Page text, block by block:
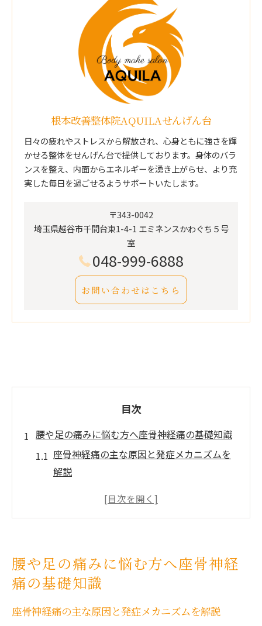
根本改善整体院AQUILAせんげん台
日々の疲れやストレスから解放され、心身ともに強さを輝
かせる整体をせんげん台で提供しております。身体のバラ
ンスを整え、内面からエネルギーを湧き上がらせ、より充
実した毎日を過ごせるようサポートいたします。
〒343-0042
埼玉県越谷市千間台東1-4-1 エミネンスかわぐち５号
室
048-999-6888
お問い合わせはこちら
目次
腰や足の痛みに悩む方へ座骨神経痛の基礎知識
座骨神経痛の主な原因と発症メカニズムを
解説
腰や足のしびれと座骨神経痛の関係性とは
整形外科と整体で座骨神経痛はどう違うの
か
埼玉県越谷市でヘルニアと座骨神経痛を見極め
腰や足の痛みに悩む方へ座骨神経
痛の基礎知識
座骨神経痛の主な原因と発症メカニズムを解説